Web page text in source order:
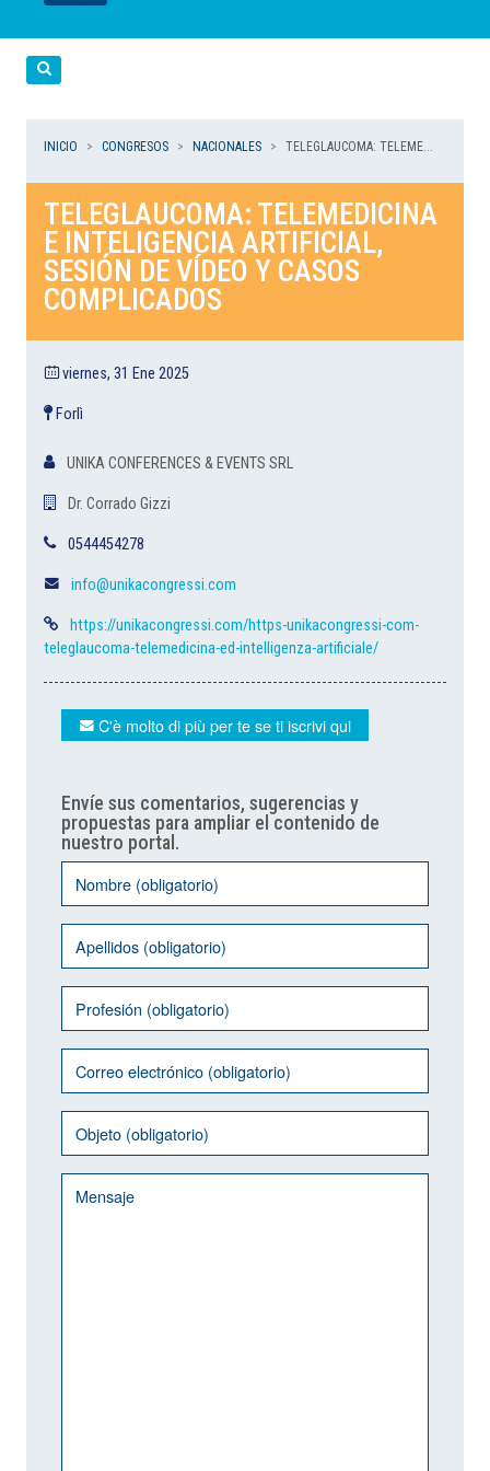
LEER
LEER
LEER
LEER
LEER
INICIO CONGRESOS NACIONALES TELEGLAUCOMA: TELEME...
TELEGLAUCOMA: TELEMEDICINA
E INTELIGENCIA ARTIFICIAL,
SESIÓN DE VÍDEO Y CASOS
COMPLICADOS
viernes, 31 Ene 2025
Forlì
UNIKA CONFERENCES & EVENTS SRL
Dr. Corrado Gizzi
0544454278
info@unikacongressi.com
https://unikacongressi.com/https-unikacongressi-com-
teleglaucoma-telemedicina-ed-intelligenza-artificiale/
C'è molto di più per te se ti iscrivi qui
Envíe sus comentarios, sugerencias y
propuestas para ampliar el contenido de
nuestro portal.